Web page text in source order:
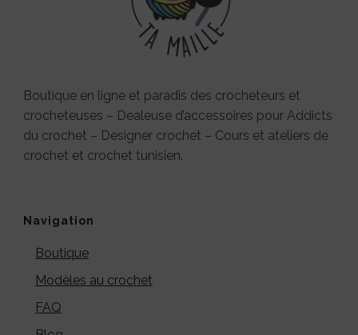
Boutique en ligne et paradis des crocheteurs et
crocheteuses – Dealeuse d’accessoires pour Addicts
du crochet – Designer crochet – Cours et ateliers de
crochet et crochet tunisien.
Navigation
Boutique
Modèles au crochet
FAQ